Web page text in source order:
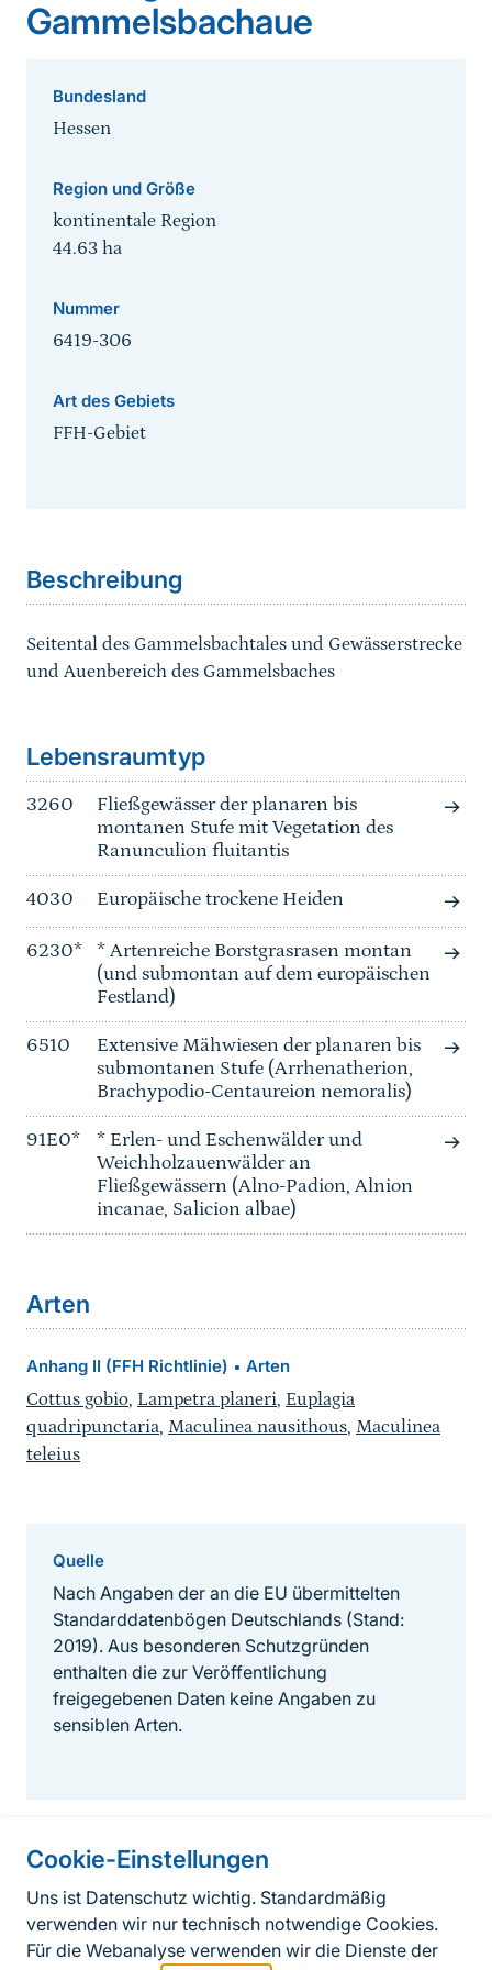
Cookie-Einstellungen
Uns ist Datenschutz wichtig. Standardmäßig
verwenden wir nur technisch notwendige Cookies.
Für die Webanalyse verwenden wir die Dienste der
Gammelsbachaue
Bundesland
Hessen
Region und Größe
kontinentale Region
44.63 ha
Nummer
6419-306
Art des Gebiets
FFH-Gebiet
Beschreibung
Seitental des Gammelsbachtales und Gewässerstrecke
und Auenbereich des Gammelsbaches
Lebensraumtyp
3260
Fließgewässer der planaren bis
montanen Stufe mit Vegetation des
Ranunculion fluitantis
4030 Europäische trockene Heiden
6230*
* Artenreiche Borstgrasrasen montan
(und submontan auf dem europäischen
Festland)
6510
Extensive Mähwiesen der planaren bis
submontanen Stufe (Arrhenatherion,
Brachypodio-Centaureion nemoralis)
91E0*
* Erlen- und Eschenwälder und
Weichholzauenwälder an
Fließgewässern (Alno-Padion, Alnion
incanae, Salicion albae)
Arten
Anhang II (FFH Richtlinie) • Arten
Cottus gobio, Lampetra planeri, Euplagia
quadripunctaria, Maculinea nausithous, Maculinea
teleius
Quelle
Nach Angaben der an die EU übermittelten
Standarddatenbögen Deutschlands (Stand:
2019). Aus besonderen Schutzgründen
enthalten die zur Veröffentlichung
freigegebenen Daten keine Angaben zu
sensiblen Arten.
Informationen zur Seite
FußzeileKontakt zum BfN